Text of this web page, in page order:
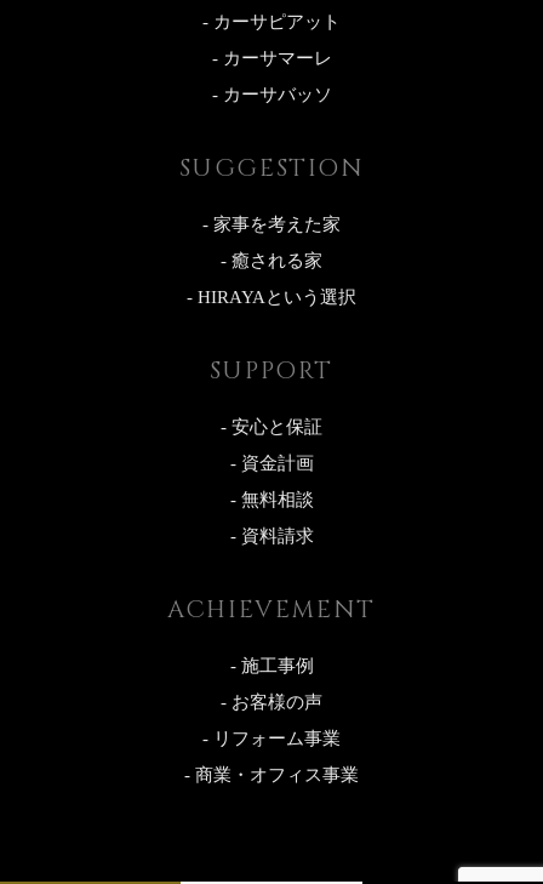
- カーサピアット
- カーサマーレ
- カーサバッソ
SUGGESTION
- 家事を考えた家
- 癒される家
- HIRAYAという選択
SUPPORT
- 安心と保証
- 資金計画
- 無料相談
- 資料請求
ACHIEVEMENT
- 施工事例
- お客様の声
- リフォーム事業
- 商業・オフィス事業